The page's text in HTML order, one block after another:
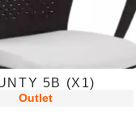
5B (X1)
Outlet